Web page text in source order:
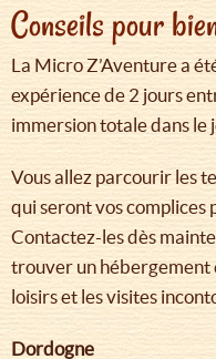
Conseils pour
La Micro Z’Aventure a
expérience de 2 jours
immersion totale dans le
Vous allez parcourir les
qui seront vos
Contactez-les dès
trouver un hébergement
loisirs et les visites
Dordogne